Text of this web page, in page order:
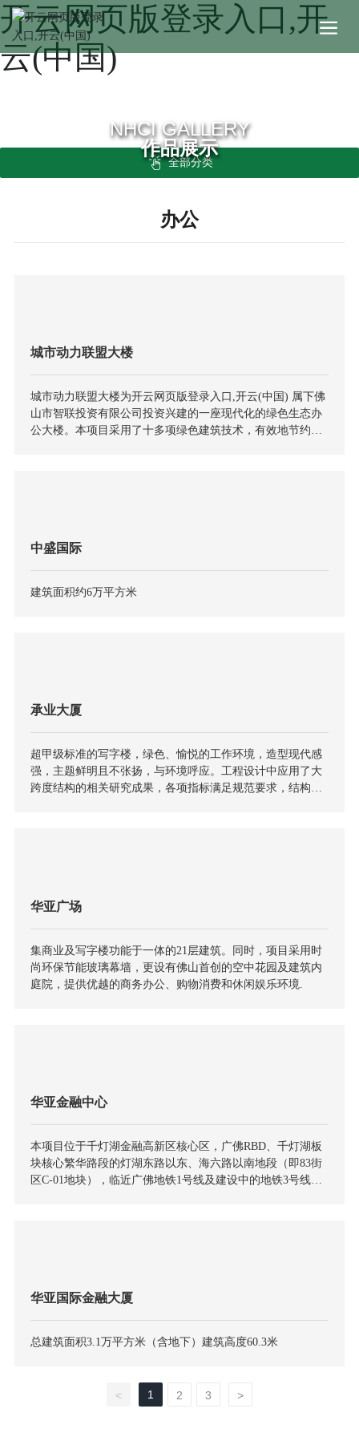
开云网页版登录入口,开
云(中国)
NHCI GALLERY
作品展示
全部分类
办公
城市动力联盟大楼
城市动力联盟大楼为开云网页版登录入口,开云(中国) 属下佛
山市智联投资有限公司投资兴建的一座现代化的绿色生态办
公大楼。本项目采用了十多项绿色建筑技术，有效地节约资
中盛国际
建筑面积约6万平方米
承业大厦
超甲级标准的写字楼，绿色、愉悦的工作环境，造型现代感
强，主题鲜明且不张扬，与环境呼应。工程设计中应用了大
跨度结构的相关研究成果，各项指标满足规范要求，结构安
华亚广场
集商业及写字楼功能于一体的21层建筑。同时，项目采用时
尚环保节能玻璃幕墙，更设有佛山首创的空中花园及建筑内
庭院，提供优越的商务办公、购物消费和休闲娱乐环境.
华亚金融中心
本项目位于千灯湖金融高新区核心区，广佛RBD、千灯湖板
块核心繁华路段的灯湖东路以东、海六路以南地段（即83街
区C-01地块），临近广佛地铁1号线及建设中的地铁3号线。
华亚国际金融大厦
总建筑面积3.1万平方米（含地下）建筑高度60.3米
< 1 2 3 >